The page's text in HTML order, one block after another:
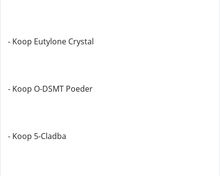
- Koop Eutylone Crystal
- Koop O-DSMT Poeder
- Koop 5-Cladba